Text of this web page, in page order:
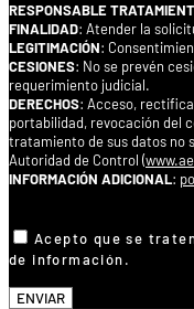
RESPONSABLE
FINALIDAD: Atender la
LEGITIMACIÓN:
CESIONES: No se prevén
requerimiento judicial.
DERECHOS: Acceso,
portabilidad, revocación del
tratamiento de sus datos no
Autoridad de Control (
INFORMACIÓN ADICIONAL:
Acepto que se
de información.
ENVIAR